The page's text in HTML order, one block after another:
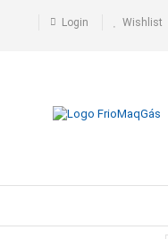
Login Wishlist